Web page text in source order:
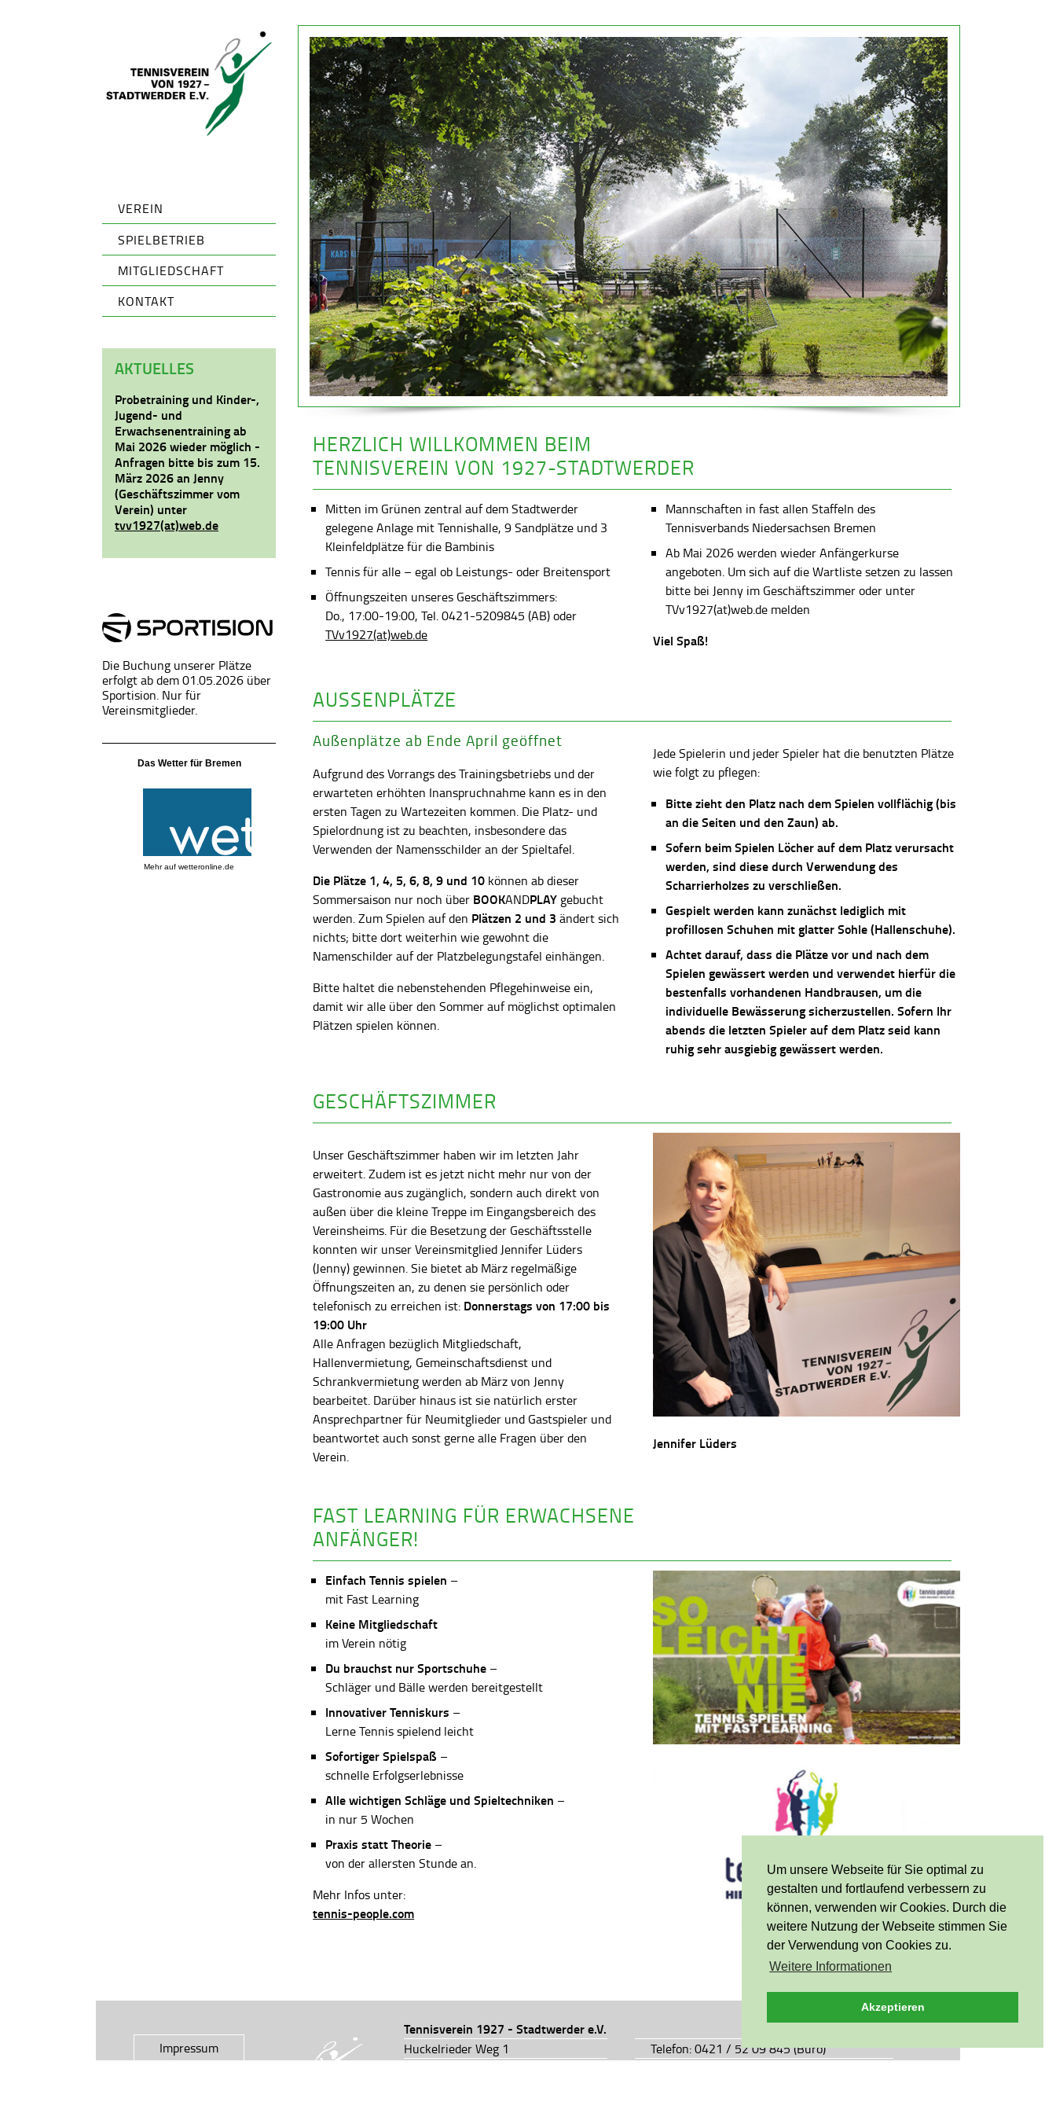
Um unsere Webseite für Sie optimal zu
gestalten und fortlaufend verbessern zu
können, verwenden wir Cookies. Durch die
weitere Nutzung der Webseite stimmen Sie
der Verwendung von Cookies zu.
Weitere Informationen
Akzeptieren
VEREIN
SPIELBETRIEB
MITGLIEDSCHAFT
KONTAKT
AKTUELLES
Probetraining und Kinder-,
Jugend- und
Erwachsenentraining ab
Mai 2026 wieder möglich -
Anfragen bitte bis zum 15.
März 2026 an Jenny
(Geschäftszimmer vom
Verein) unter
tvv1927(at)web.de
Die Buchung unserer Plätze
erfolgt ab dem 01.05.2026 über
Sportision. Nur für
Vereinsmitglieder.
Das Wetter für Bremen
Mehr auf wetteronline.de
HERZLICH WILLKOMMEN BEIM
TENNISVEREIN VON 1927-STADTWERDER
Mitten im Grünen zentral auf dem Stadtwerder
gelegene Anlage mit Tennishalle, 9 Sandplätze und 3
Kleinfeldplätze für die Bambinis
Tennis für alle – egal ob Leistungs- oder Breitensport
Öffnungszeiten unseres Geschäftszimmers:
Do., 17:00-19:00, Tel. 0421-5209845 (AB) oder
TVv1927(at)web.de
Mannschaften in fast allen Staffeln des
Tennisverbands Niedersachsen Bremen
Ab Mai 2026 werden wieder Anfängerkurse
angeboten. Um sich auf die Wartliste setzen zu lassen
bitte bei Jenny im Geschäftszimmer oder unter
TVv1927(at)web.de melden
Viel Spaß!
AUSSENPLÄTZE
Außenplätze ab Ende April geöffnet
Aufgrund des Vorrangs des Trainingsbetriebs und der
erwarteten erhöhten Inanspruchnahme kann es in den
ersten Tagen zu Wartezeiten kommen. Die Platz- und
Spielordnung ist zu beachten, insbesondere das
Verwenden der Namensschilder an der Spieltafel.
Die Plätze 1, 4, 5, 6, 8, 9 und 10 können ab dieser
Sommersaison nur noch über BOOKANDPLAY gebucht
werden. Zum Spielen auf den Plätzen 2 und 3 ändert sich
nichts; bitte dort weiterhin wie gewohnt die
Namenschilder auf der Platzbelegungstafel einhängen.
Bitte haltet die nebenstehenden Pflegehinweise ein,
damit wir alle über den Sommer auf möglichst optimalen
Plätzen spielen können.
Jede Spielerin und jeder Spieler hat die benutzten Plätze
wie folgt zu pflegen:
Bitte zieht den Platz nach dem Spielen vollflächig (bis
an die Seiten und den Zaun) ab.
Sofern beim Spielen Löcher auf dem Platz verursacht
werden, sind diese durch Verwendung des
Scharrierholzes zu verschließen.
Gespielt werden kann zunächst lediglich mit
profillosen Schuhen mit glatter Sohle (Hallenschuhe).
Achtet darauf, dass die Plätze vor und nach dem
Spielen gewässert werden und verwendet hierfür die
bestenfalls vorhandenen Handbrausen, um die
individuelle Bewässerung sicherzustellen. Sofern Ihr
abends die letzten Spieler auf dem Platz seid kann
ruhig sehr ausgiebig gewässert werden.
GESCHÄFTSZIMMER
Unser Geschäftszimmer haben wir im letzten Jahr
erweitert. Zudem ist es jetzt nicht mehr nur von der
Gastronomie aus zugänglich, sondern auch direkt von
außen über die kleine Treppe im Eingangsbereich des
Vereinsheims. Für die Besetzung der Geschäftsstelle
konnten wir unser Vereinsmitglied Jennifer Lüders
(Jenny) gewinnen. Sie bietet ab März regelmäßige
Öffnungszeiten an, zu denen sie persönlich oder
telefonisch zu erreichen ist: Donnerstags von 17:00 bis
19:00 Uhr
Alle Anfragen bezüglich Mitgliedschaft,
Hallenvermietung, Gemeinschaftsdienst und
Schrankvermietung werden ab März von Jenny
bearbeitet. Darüber hinaus ist sie natürlich erster
Ansprechpartner für Neumitglieder und Gastspieler und
beantwortet auch sonst gerne alle Fragen über den
Verein.
Jennifer Lüders
FAST LEARNING FÜR ERWACHSENE
ANFÄNGER!
Einfach Tennis spielen –
mit Fast Learning
Keine Mitgliedschaft
im Verein nötig
Du brauchst nur Sportschuhe –
Schläger und Bälle werden bereitgestellt
Innovativer Tenniskurs –
Lerne Tennis spielend leicht
Sofortiger Spielspaß –
schnelle Erfolgserlebnisse
Alle wichtigen Schläge und Spieltechniken –
in nur 5 Wochen
Praxis statt Theorie –
von der allersten Stunde an.
Mehr Infos unter:
tennis-people.com
Impressum
Tennisverein 1927 - Stadtwerder e.V.
Huckelrieder Weg 1
Telefon: 0421 / 52 09 845 (Büro)